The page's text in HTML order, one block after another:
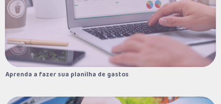
Aprenda a fazer sua planilha de gastos
Como utilizar o consórcio para faculdade:
viabilize seus estudos sem prejudicar a
saúde financeira
03/08/2022
próxima reforma
Aprenda a fazer sua planilha de gastos